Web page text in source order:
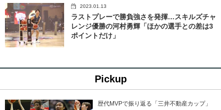
2023.01.13
ラストプレーで勝負強さを発揮…スキルズチャ
レンジ優勝の河村勇輝「ほかの選手との差は3
ポイントだけ」
Pickup
歴代MVPで振り返る「三井不動産カップ」